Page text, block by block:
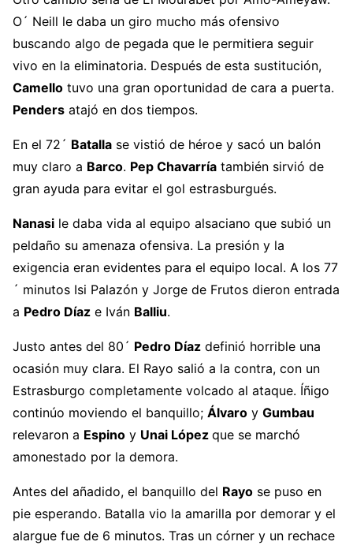
O´ Neill le daba un giro mucho más ofensivo
buscando algo de pegada que le permitiera seguir
vivo en la eliminatoria. Después de esta sustitución,
Camello tuvo una gran oportunidad de cara a puerta.
Penders atajó en dos tiempos.
En el 72´ Batalla se vistió de héroe y sacó un balón
muy claro a Barco. Pep Chavarría también sirvió de
gran ayuda para evitar el gol estrasburgués.
Nanasi le daba vida al equipo alsaciano que subió un
peldaño su amenaza ofensiva. La presión y la
exigencia eran evidentes para el equipo local. A los 77
´ minutos Isi Palazón y Jorge de Frutos dieron entrada
a Pedro Díaz e Iván Balliu.
Justo antes del 80´ Pedro Díaz definió horrible una
ocasión muy clara. El Rayo salió a la contra, con un
Estrasburgo completamente volcado al ataque. Íñigo
continúo moviendo el banquillo; Álvaro y Gumbau
relevaron a Espino y Unai López que se marchó
amonestado por la demora.
Antes del añadido, el banquillo del Rayo se puso en
pie esperando. Batalla vio la amarilla por demorar y el
alargue fue de 6 minutos. Tras un córner y un rechace